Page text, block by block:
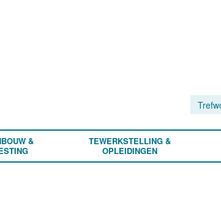
&
TEWERKSTELLING &
OPLEIDINGEN